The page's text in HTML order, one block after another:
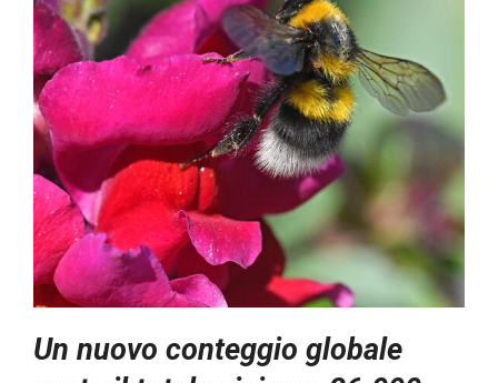
Un nuovo conteggio globale